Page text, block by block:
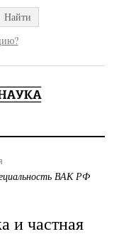
Найти
ВАК РФ
и частная